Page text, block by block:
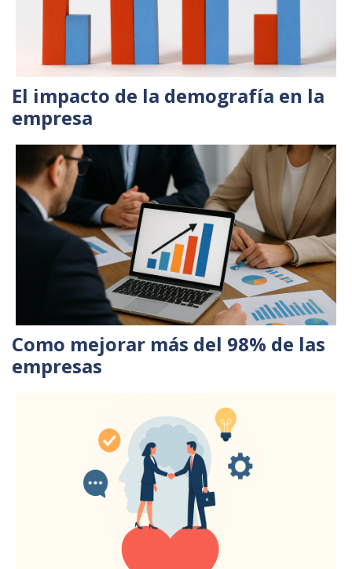
El impacto de la demografía en la
empresa
Como mejorar más del 98% de las
empresas